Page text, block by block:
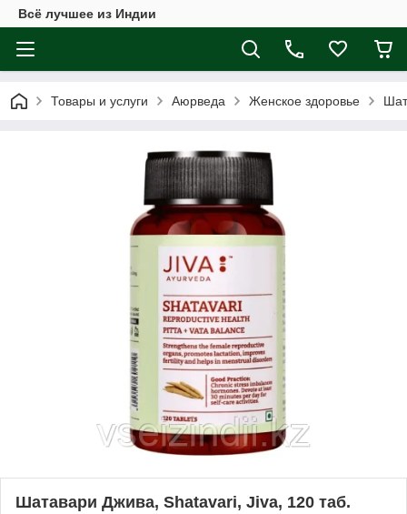
Всё лучшее из Индии
Товары и услуги Аюрведа Женское здоровье
Шатавари Джива, Shatavari, Jiva, 120 таб.